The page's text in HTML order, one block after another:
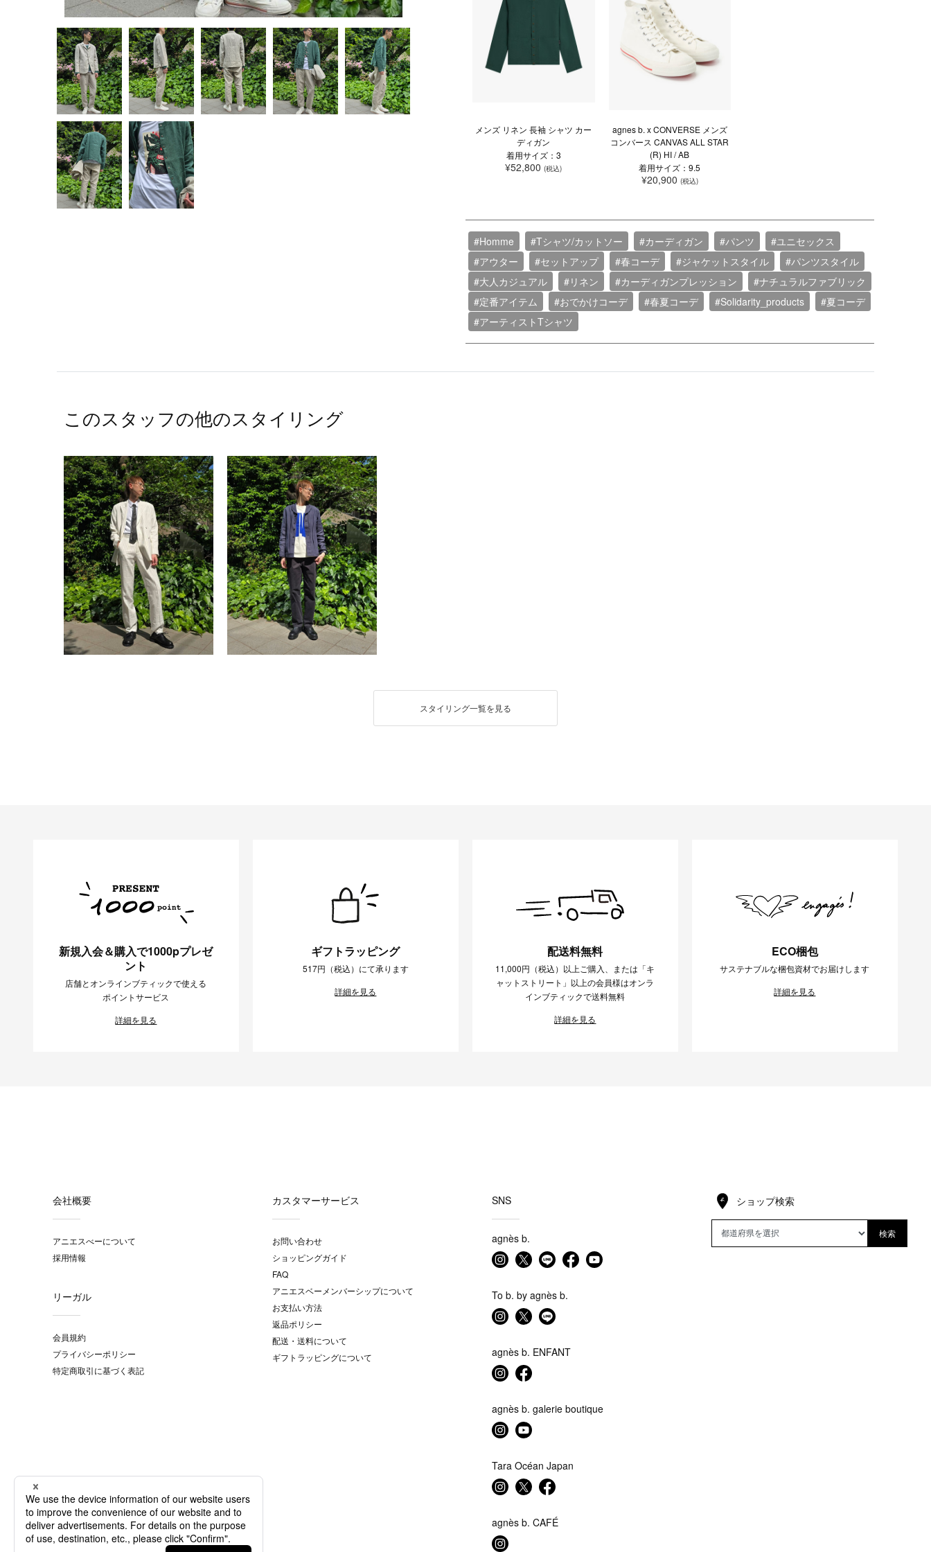
メンズ リネン 長袖 シャツ カー
ディガン
着用サイズ：3
¥52,800(税込)
agnes b. x CONVERSE メンズ
コンバース CANVAS ALL STAR
(R) HI / AB
着用サイズ：9.5
¥20,900 (税込)
#Homme #Tシャツ/カットソー #カーディガン #パンツ
#ユニセックス
#アウター
#セットアップ #春コーデ #ジャケットスタイル
#パンツスタイル
#大人カジュアル
#リネン #カーディガンプレッション
#ナチュラルファブリック
#定番アイテム
#おでかけコーデ #春夏コーデ #Solidarity_products
#夏コーデ
#アーティストTシャツ
このスタッフの他のスタイリング
スタイリング一覧を見る
新規入会＆購入で1000pプレゼ
ント
店舗とオンラインブティックで使える
ポイントサービス
詳細を見る
ギフトラッピング
517円（税込）にて承ります
詳細を見る
配送料無料
11,000円（税込）以上ご購入、または「キ
ャットストリート」以上の会員様はオンラ
インブティックで送料無料
詳細を見る
ECO梱包
サステナブルな梱包資材でお届けします
詳細を見る
会社概要
アニエスべーについて
採用情報
リーガル
会員規約
プライバシーポリシー
特定商取引に基づく表記
カスタマーサービス
お問い合わせ
ショッピングガイド
FAQ
アニエスベーメンバーシップについて
お支払い方法
返品ポリシー
配送・送料について
ギフトラッピングについて
SNS
agnès b.
To b. by agnès b.
agnès b. ENFANT
agnès b. galerie boutique
Tara Océan Japan
agnès b. CAFÉ
ショップ検索
検索